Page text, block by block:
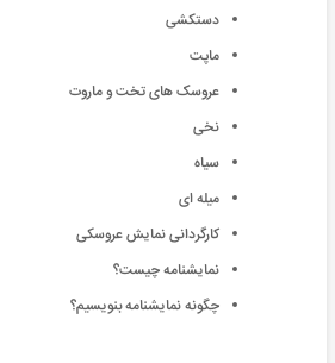
دستکشی
ماپت
عروسک های تخت و ماروت
نخی
سیاه
میله ای
کارگردانی نمایش عروسکی
نمایشنامه چیست؟
چگونه نمايشنامه بنويسيم؟